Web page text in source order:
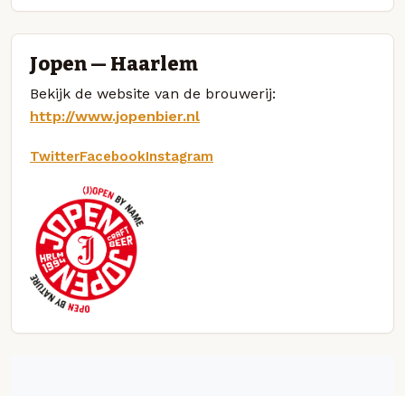
Jopen — Haarlem
Bekijk de website van de brouwerij:
http://www.jopenbier.nl
TwitterFacebookInstagram